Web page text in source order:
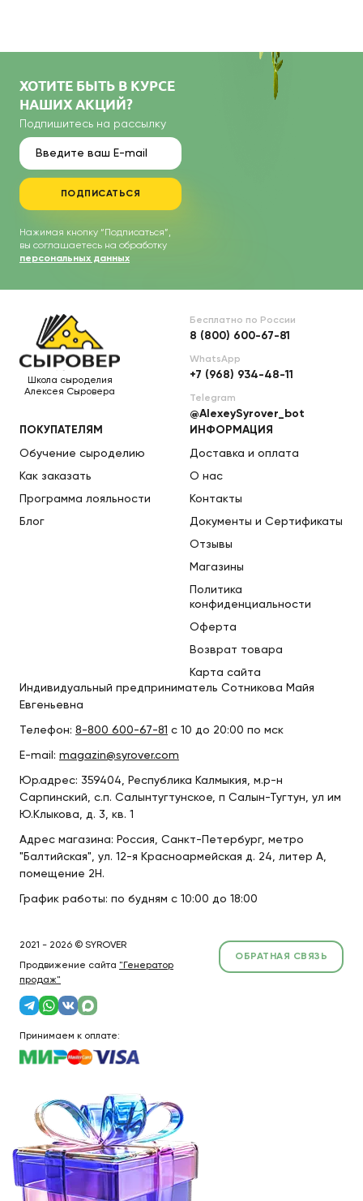
ХОТИТЕ БЫТЬ В КУРСЕ
НАШИХ АКЦИЙ?
Подпишитесь на рассылку
ПОДПИСАТЬСЯ
Нажимая кнопку “Подписаться”,
вы соглашаетесь на обработку
персональных данных
Школа сыроделия
Алексея Сыровера
Бесплатно по России
8 (800) 600-67-81
WhatsApp
+7 (968) 934-48-11
Telegram
@AlexeySyrover_bot
ПОКУПАТЕЛЯМ
Обучение сыроделию
Как заказать
Программа лояльности
Блог
ИНФОРМАЦИЯ
Доставка и оплата
О нас
Контакты
Документы и Сертификаты
Отзывы
Магазины
Политика
конфиденциальности
Оферта
Возврат товара
Карта сайта
Индивидуальный предприниматель Сотникова Майя
Евгеньевна
Телефон: 8-800 600-67-81 с 10 до 20:00 по мск
E-mail: magazin@syrover.com
Юр.адрес: 359404, Республика Калмыкия, м.р-н
Сарпинский, с.п. Салынтугтунское, п Салын-Тугтун, ул им
Ю.Клыкова, д. 3, кв. 1
Адрес магазина: Россия, Санкт-Петербург, метро
"Балтийская", ул. 12-я Красноармейская д. 24, литер А,
помещение 2Н.
График работы: по будням с 10:00 до 18:00
2021 - 2026 © SYROVER
Продвижение сайта "Генератор
продаж"
ОБРАТНАЯ СВЯЗЬ
Принимаем к оплате: